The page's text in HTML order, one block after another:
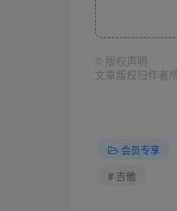
© 版权声明
文章版权归作者
会员专享
# 吉他